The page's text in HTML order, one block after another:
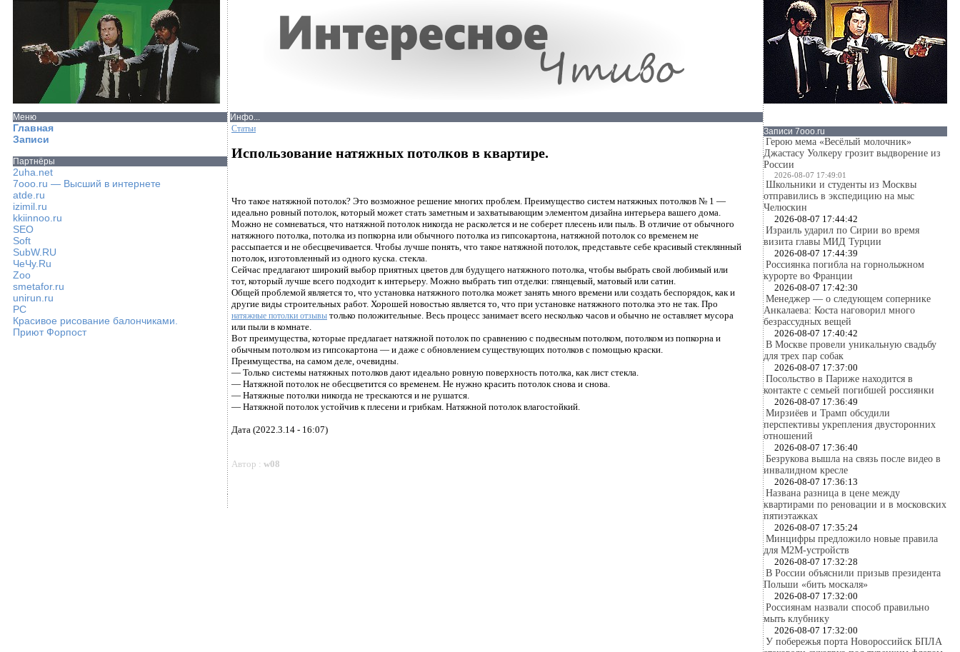
Меню
Главная
Записи
Партнёры
2uha.net
7ooo.ru — Высший в интернете
atde.ru
izimil.ru
kkiinnoo.ru
SEO
Soft
SubW.RU
ЧеЧу.Ru
Zoo
smetafor.ru
unirun.ru
PC
Красивое рисование балончиками.
Приют Форпост
Инфо...
Статьи
Использование натяжных потолков в квартире.
Что такое натяжной потолок? Это возможное решение многих проблем. Преимущество систем натяжных потолков № 1 —
идеально ровный потолок, который может стать заметным и захватывающим элементом дизайна интерьера вашего дома.
Можно не сомневаться, что натяжной потолок никогда не расколется и не соберет плесень или пыль. В отличие от обычного
натяжного потолка, потолка из попкорна или обычного потолка из гипсокартона, натяжной потолок со временем не
рассыпается и не обесцвечивается. Чтобы лучше понять, что такое натяжной потолок, представьте себе красивый стеклянный
потолок, изготовленный из одного куска. стекла.
Сейчас предлагают широкий выбор приятных цветов для будущего натяжного потолка, чтобы выбрать свой любимый или
тот, который лучше всего подходит к интерьеру. Можно выбрать тип отделки: глянцевый, матовый или сатин.
Общей проблемой является то, что установка натяжного потолка может занять много времени или создать беспорядок, как и
другие виды строительных работ. Хорошей новостью является то, что при установке натяжного потолка это не так. Про
натяжные потолки отзывы только положительные. Весь процесс занимает всего несколько часов и обычно не оставляет мусора
или пыли в комнате.
Вот преимущества, которые предлагает натяжной потолок по сравнению с подвесным потолком, потолком из попкорна и
обычным потолком из гипсокартона — и даже с обновлением существующих потолков с помощью краски.
Преимущества, на самом деле, очевидны.
— Только системы натяжных потолков дают идеально ровную поверхность потолка, как лист стекла.
— Натяжной потолок не обесцветится со временем. Не нужно красить потолок снова и снова.
— Натяжные потолки никогда не трескаются и не рушатся.
— Натяжной потолок устойчив к плесени и грибкам. Натяжной потолок влагостойкий.
Дата (2022.3.14 - 16:07)
Автор : w08
Записи 7ooo.ru
Герою мема «Весёлый молочник»
Джастасу Уолкеру грозит выдворение из
России
2026-08-07 17:49:01
Школьники и студенты из Москвы
отправились в экспедицию на мыс
Челюскин
2026-08-07 17:44:42
Израиль ударил по Сирии во время
визита главы МИД Турции
2026-08-07 17:44:39
Россиянка погибла на горнолыжном
курорте во Франции
2026-08-07 17:42:30
Менеджер — о следующем сопернике
Анкалаева: Коста наговорил много
безрассудных вещей
2026-08-07 17:40:42
В Москве провели уникальную свадьбу
для трех пар собак
2026-08-07 17:37:00
Посольство в Париже находится в
контакте с семьей погибшей россиянки
2026-08-07 17:36:49
Мирзиёев и Трамп обсудили
перспективы укрепления двусторонних
отношений
2026-08-07 17:36:40
Безрукова вышла на связь после видео в
инвалидном кресле
2026-08-07 17:36:13
Названа разница в цене между
квартирами по реновации и в московских
пятиэтажках
2026-08-07 17:35:24
Минцифры предложило новые правила
для М2М-устройств
2026-08-07 17:32:28
В России объяснили призыв президента
Польши «бить москаля»
2026-08-07 17:32:00
Россиянам назвали способ правильно
мыть клубнику
2026-08-07 17:32:00
У побережья порта Новороссийск БПЛА